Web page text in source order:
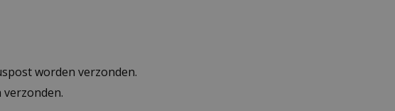
worden verzonden.